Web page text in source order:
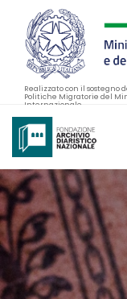
Realizzato con il sostegno
Politiche Migratorie del
Internazionale